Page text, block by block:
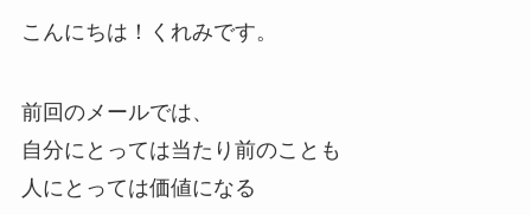
こんにちは！くれみです。
前回のメールでは、
自分にとっては当たり前のことも
人にとっては価値になる